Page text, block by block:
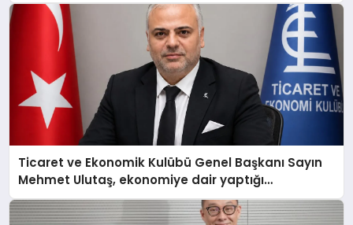
Ticaret ve Ekonomik Kulübü Genel Başkanı Sayın
Mehmet Ulutaş, ekonomiye dair yaptığı
açıklamada şunları kaydetti: